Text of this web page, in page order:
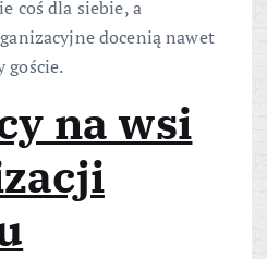
coś dla siebie, a
docenią nawet
goście.
na wsi